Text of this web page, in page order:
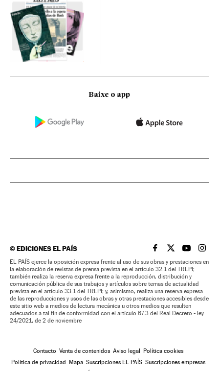
Baixe o app
©EDICIONES EL PAÍS EL PAÍS BRASIL EN
EL PAÍSEL PAÍS
EL
EL PAÍS ejerce la oposición expresa frente al uso de sus obras y prestaciones en
la elaboración de revistas de prensa prevista en el artículo 32.1 del TRLPI;
también realiza la reserva expresa frente a la reproducción, distribución y
comunicación pública de sus trabajos y artículos sobre temas de actualidad
prevista en el artículo 33.1 del TRLPI; y, asimismo, realiza una reserva expresa
de las reproducciones y usos de las obras y otras prestaciones accesibles desde
este sitio web a medios de lectura mecánica u otros medios que resulten
adecuados a tal fin de conformidad con el artículo 67.3 del Real Decreto - ley
24/2021, de 2 de noviembre
Contacto Venta de contenidos Aviso legal Política cookies
Política de privacidad Mapa Suscripciones EL PAÍS Suscripciones empresas